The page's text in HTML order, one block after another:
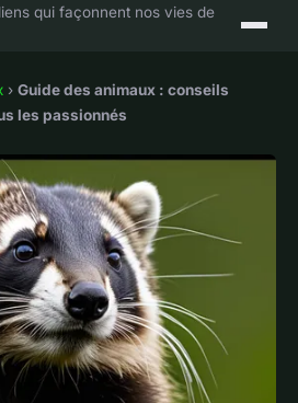
qui façonnent nos vies de
› Guide des animaux : conseils
les passionnés